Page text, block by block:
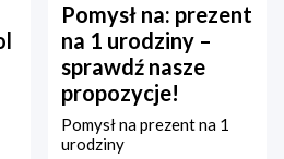
Pomysł na: prezent
na 1 urodziny –
sprawdź nasze
propozycje!
Pomysł na prezent na 1
urodziny